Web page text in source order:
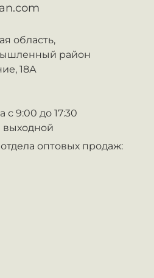
область,
район
18А
9:00 до 17:30
выходной
оптовых продаж: